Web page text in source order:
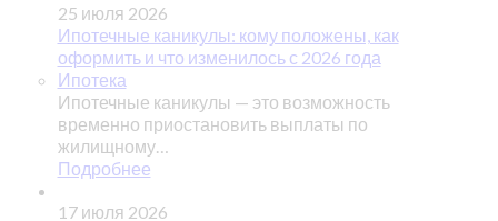
25 июля 2026
Ипотечные каникулы: кому положены, как
оформить и что изменилось с 2026 года
Ипотека
Ипотечные каникулы — это возможность
временно приостановить выплаты по
жилищному…
Подробнее
17 июля 2026